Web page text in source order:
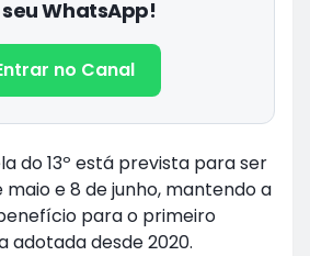
seu WhatsApp!
no Canal
do 13º está prevista para ser
e 8 de junho, mantendo a
para o primeiro
adotada desde 2020.